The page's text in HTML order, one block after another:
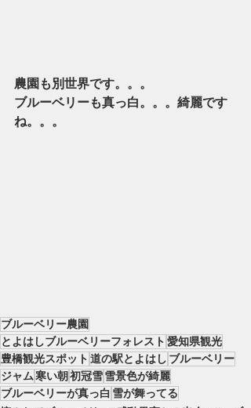
農園も別世界です。。。
ブルーベリーも真っ白。。。綺麗です
ね。。。
ブルーベリー農園
とよはしブルーベリーフォレスト 愛知県観光
豊橋観光スポット 道の駅とよはし ブルーベリー
ジャム寒い朝初冠雪雪景色が綺麗
ブルーベリーが真っ白 雪が舞ってる